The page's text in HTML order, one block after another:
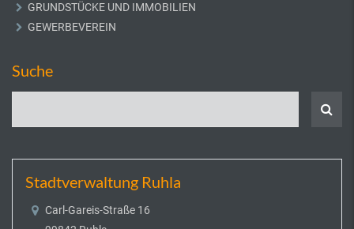
GRUNDSTÜCKE UND IMMOBILIEN
GEWERBEVEREIN
Suche
Stadtverwaltung Ruhla
Carl-Gareis-Straße 16